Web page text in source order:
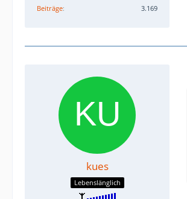
Beiträge
3.169
kues
Lebenslänglich